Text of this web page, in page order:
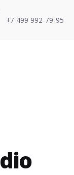
+7 499 992-79-95